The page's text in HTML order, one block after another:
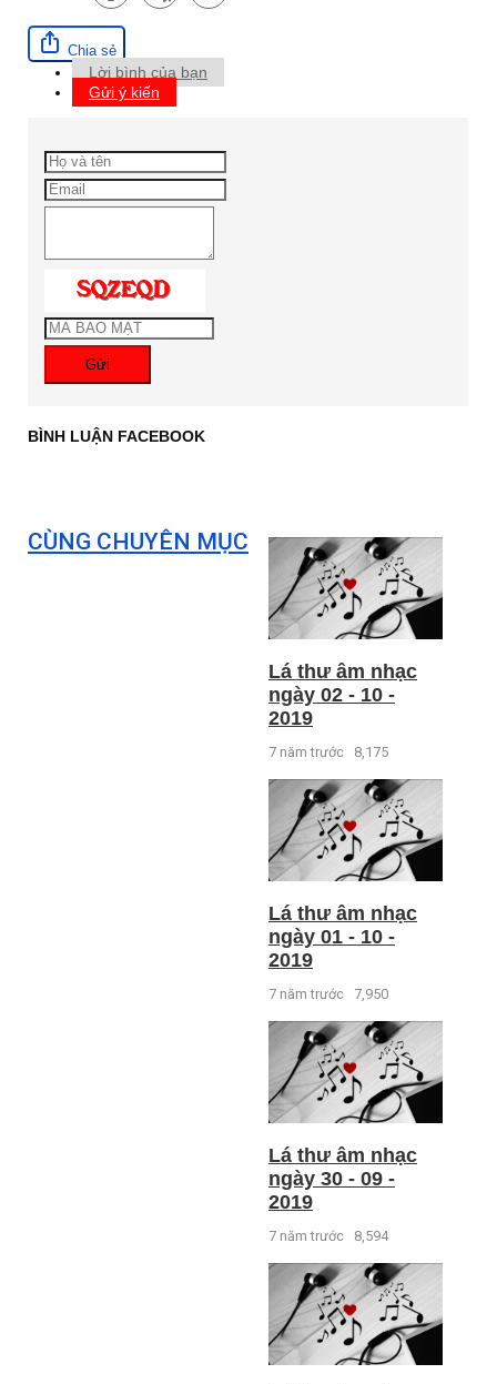
Chia sẻ
Lời bình của bạn
Gửi ý kiến
Gửi
BÌNH LUẬN FACEBOOK
CÙNG CHUYÊN MỤC
Lá thư âm nhạc
ngày 02 - 10 -
2019
7 năm trước 8,175
Lá thư âm nhạc
ngày 01 - 10 -
2019
7 năm trước 7,950
Lá thư âm nhạc
ngày 30 - 09 -
2019
7 năm trước 8,594